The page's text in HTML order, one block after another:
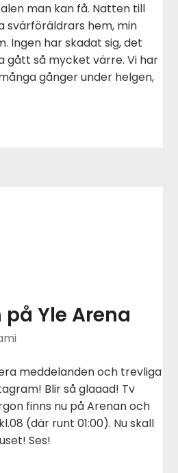
man kan få. Natten till
svärföräldrars hem, min
Ingen har skadat sig, det
gått så mycket värre. Vi har
gånger under helgen,
Yle Arena
meddelanden och trevliga
Blir så glaaad! Tv
finns nu på Arenan och
(där runt 01:00). Nu skall
Ses!